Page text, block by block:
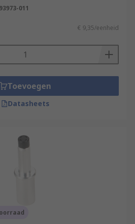
high-quality terminals and
for all of your industrial
011
€ 9,35/eenheid
Toevoegen
Datasheets